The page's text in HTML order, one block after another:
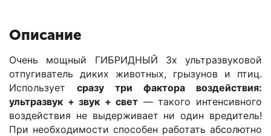
Описание
Очень мощный ГИБРИДНЫЙ 3х ультразвуковой
отпугиватель диких животных, грызунов и птиц.
Использует сразу три фактора воздействия:
ультразвук + звук + свет — такого интенсивного
воздействия не выдерживает ни один вредитель!
При необходимости способен работать абсолютно